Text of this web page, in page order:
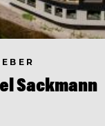
Sackmann